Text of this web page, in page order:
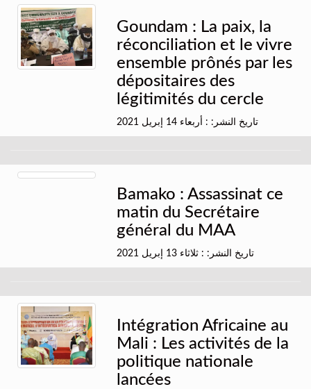
Goundam : La paix, la
réconciliation et le vivre
ensemble prônés par les
dépositaires des
légitimités du cercle
تاريخ النشر: : أربعاء 14 إبريل 2021
Bamako : Assassinat ce
matin du Secrétaire
général du MAA
تاريخ النشر: : ثلاثاء 13 إبريل 2021
Intégration Africaine au
Mali : Les activités de la
politique nationale
lancées